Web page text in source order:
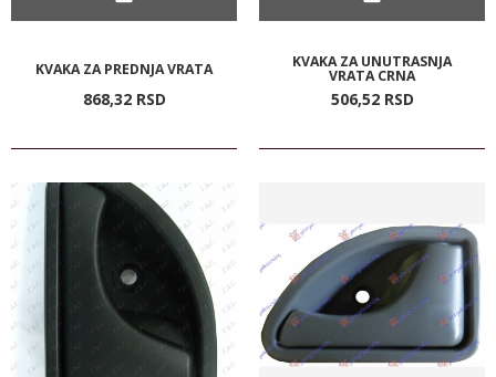
KVAKA ZA PREDNJA VRATA
868,32 RSD
KVAKA ZA UNUTRASNJA
VRATA CRNA
506,52 RSD